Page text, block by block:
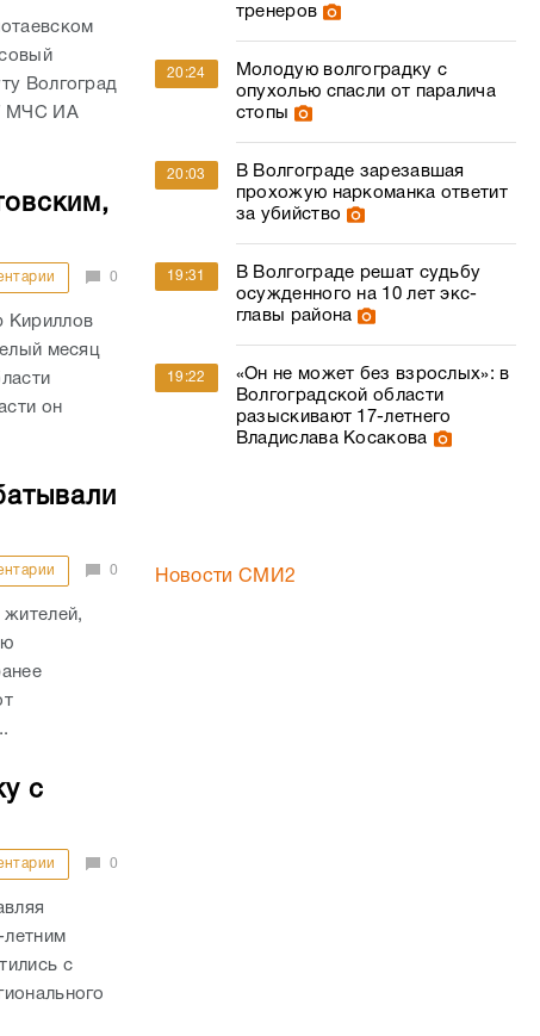
Волгоград
МЧС ИА
0
Кириллов
месяц
он
0
жителей,
с
0
летним
с
тренеров
20:24
Молодую волгоградку с
опухолью спасли от паралича
стопы
20:03
В Волгограде зарезавшая
прохожую наркоманка ответит
за убийство
19:31
В Волгограде решат судьбу
осужденного на 10 лет экс-
главы района
19:22
«Он не может без взрослых»: в
Волгоградской области
разыскивают 17-летнего
Владислава Косакова
Новости СМИ2